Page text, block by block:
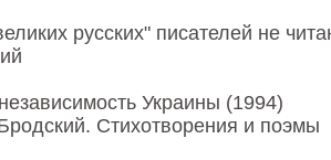
русских" писателей не
Украины (1994)
Стихотворения и поэмы